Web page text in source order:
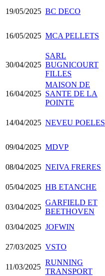
19/05/2025 BC DECO
16/05/2025 MCA PELLETS
30/04/2025
SARL
BUGNICOURT
FILLES
16/04/2025
MAISON DE
SANTE DE LA
POINTE
14/04/2025 NEVEU POELES
09/04/2025 MDVP
08/04/2025 NEIVA FRERES
05/04/2025 HB ETANCHE
03/04/2025
GARFIELD ET
BEETHOVEN
03/04/2025 JOFWIN
27/03/2025 VSTO
11/03/2025
RUNNING
TRANSPORT